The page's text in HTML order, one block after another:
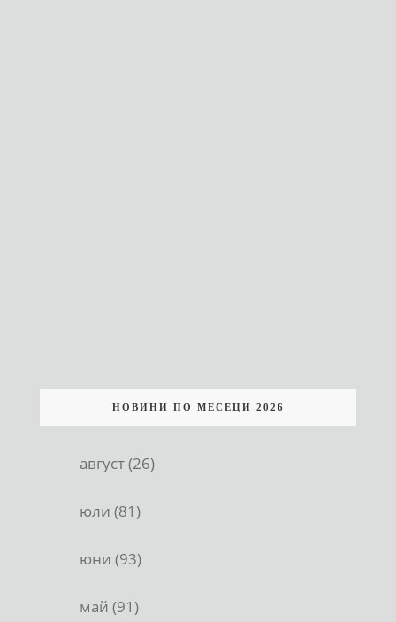
НОВИНИ ПО МЕСЕЦИ 2026
август (26)
юли (81)
юни (93)
май (91)